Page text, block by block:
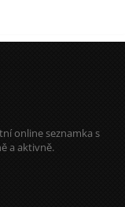
online seznamka s
a aktivně.